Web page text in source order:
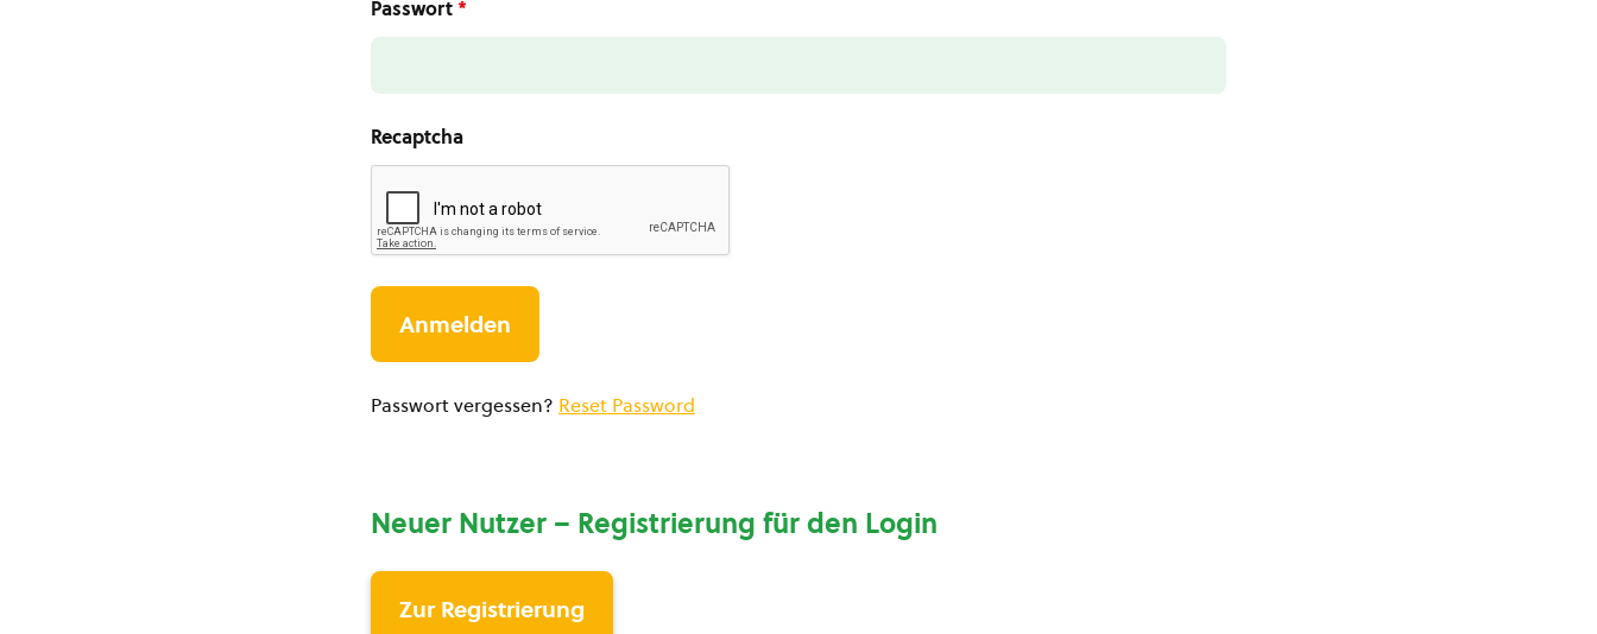
Passwort *
Recaptcha
Passwort vergessen? Reset Password
Neuer Nutzer – Registrierung für den Login
Zur Registrierung